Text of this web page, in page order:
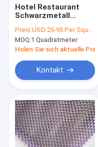
Produkte
Über uns
Hotel Restaurant
Schwarzmetall
Metall Trennwände
Preis:USD 25-95 Per Square Meter
MOQ:1 Quadratmeter
Holen Sie sich aktuelle Preis
Kontakt